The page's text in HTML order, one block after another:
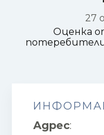
27
Оценка
Адрес: